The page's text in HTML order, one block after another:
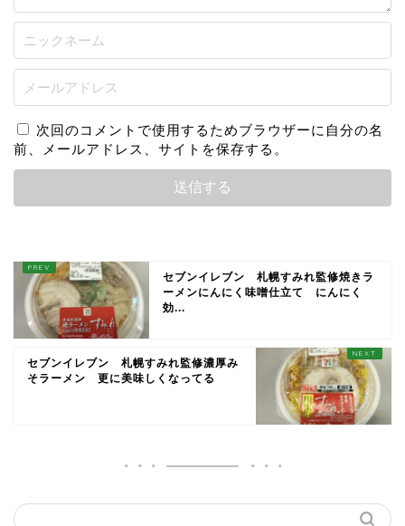
次回のコメントで使用するためブラウザーに自分の名
前、メールアドレス、サイトを保存する。
セブンイレブン 札幌すみれ監修焼きラ
ーメンにんにく味噌仕立て にんにく
効...
セブンイレブン 札幌すみれ監修濃厚み
そラーメン 更に美味しくなってる